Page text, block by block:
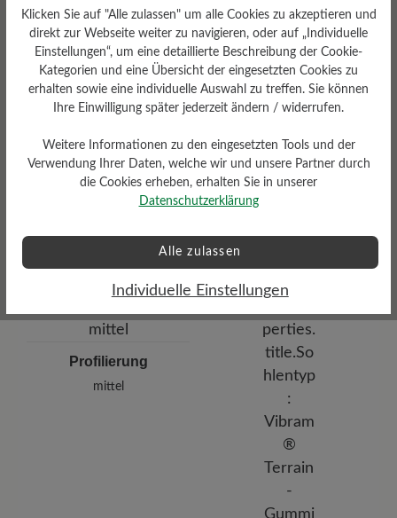
mm mit Textilbezug
Dämpfungsgrad
Funktionalität
Profilierung
mittel
Klicken Sie auf "Alle zulassen" um alle Cookies zu akzeptieren und
direkt zur Webseite weiter zu navigieren, oder auf „Individuelle
Einstellungen“, um eine detaillierte Beschreibung der Cookie-
Kategorien und eine Übersicht der eingesetzten Cookies zu
erhalten sowie eine individuelle Auswahl zu treffen. Sie können
Ihre Einwilligung später jederzeit ändern / widerrufen.
Weitere Informationen zu den eingesetzten Tools und der
Verwendung Ihrer Daten, welche wir und unsere Partner durch
die Cookies erheben, erhalten Sie in unserer
Datenschutzerklärung
Alle zulassen
Individuelle Einstellungen